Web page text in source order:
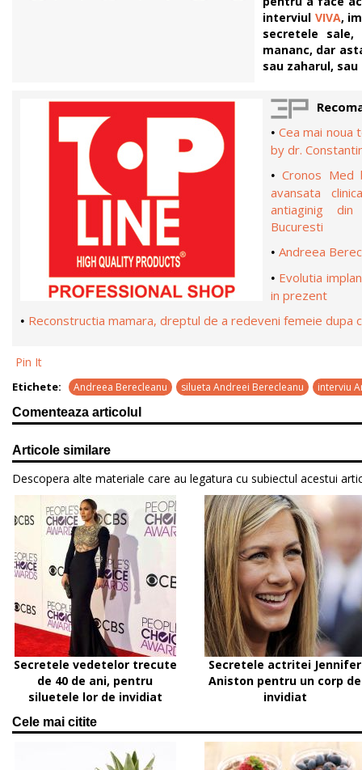
interviul VIVA,
secretele
mananc, dar
sau zaharul,
• Cea mai noua
by dr.
• Cronos Med
avansata
antiaginig
Bucuresti
• Andreea
• Evolutia
in prezent
• Reconstructia mamara, dreptul de a redeveni femeie dupa
Pin It
Etichete: Andreea Berecleanu silueta Andreei Berecleanu
interviu
Comenteaza articolul
Articole similare
Descopera alte materiale care au legatura cu subiectul acestui
Secretele vedetelor trecute
de 40 de ani, pentru
siluetele lor de invidiat
Secretele actritei Jennifer
Aniston pentru un corp de
invidiat
Cele mai citite